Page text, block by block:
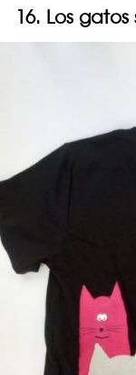
16. Los